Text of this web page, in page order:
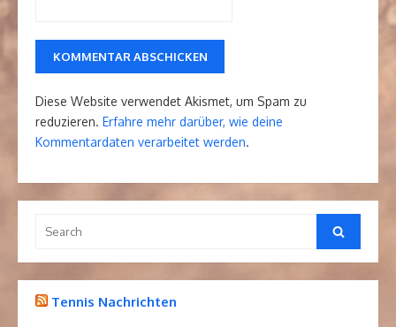
Diese Website verwendet Akismet, um Spam zu
reduzieren. Erfahre mehr darüber, wie deine
Kommentardaten verarbeitet werden.
Search
Tennis Nachrichten